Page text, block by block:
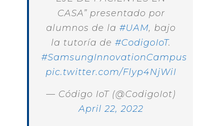
CASA” presentado por
alumnos de la #UAM, bajo
la tutoría de #CodigoIoT.
#SamsungInnovationCampus
pic.twitter.com/Flyp4NjWiI
— Código IoT (@CodigoIot)
April 22, 2022